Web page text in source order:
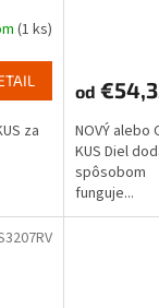
(1 ks)
za
od
NOVÝ alebo
KUS Diel
funguje...